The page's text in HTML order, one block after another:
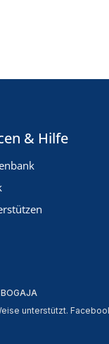
& Hilfe
BOGAJA
unterstützt.